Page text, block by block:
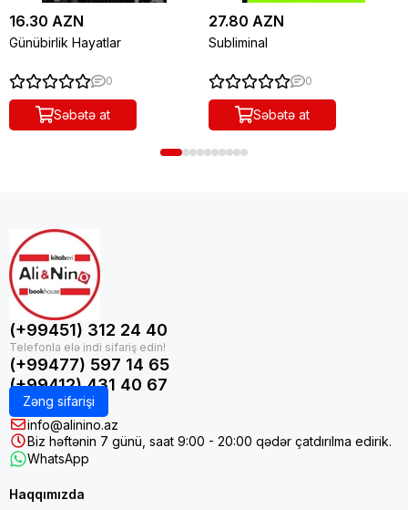
16.30 AZN
Günübirlik Hayatlar
0
Səbətə at
27.80 AZN
Subliminal
0
Səbətə at
(+99451) 312 24 40
(+99477) 597 14 65
(+99412) 431 40 67
Zəng sifarişi
info@alinino.az
Biz həftənin 7 günü, saat 9:00 - 20:00 qədər çatdırılma edirik.
WhatsApp
Haqqımızda